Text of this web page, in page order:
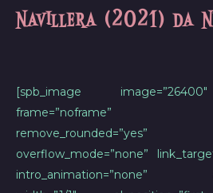
Navillera (2021) da
[spb_image
frame=”noframe”
overflow_mode=”none”
intro_animation=”none”